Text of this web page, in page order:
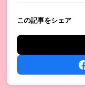
この記事をシェア